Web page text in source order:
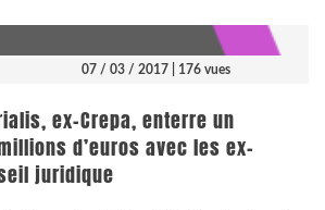
07 / 03 / 2017 | 176 vues
ex-Crepa, enterre un
d’euros avec les ex-
juridique